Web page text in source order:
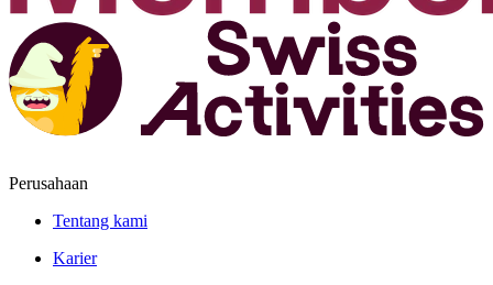
Perusahaan
Tentang kami
Karier